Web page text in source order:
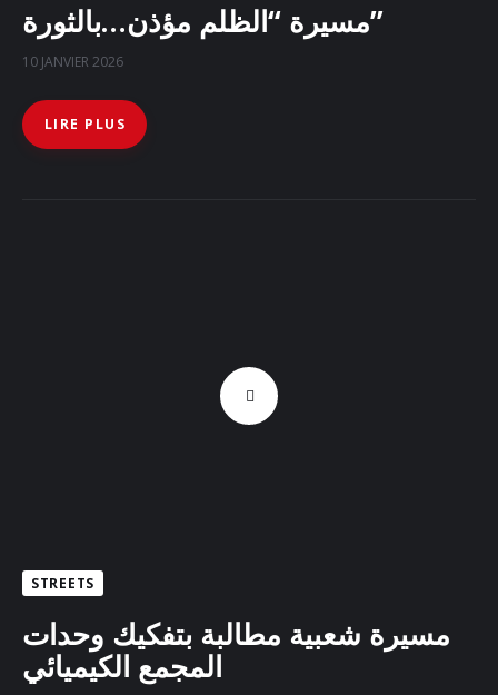
مسيرة “الظلم مؤذن…بالثورة”
10 JANVIER 2026
LIRE PLUS
STREETS
مسيرة شعبية مطالبة بتفكيك وحدات
المجمع الكيميائي